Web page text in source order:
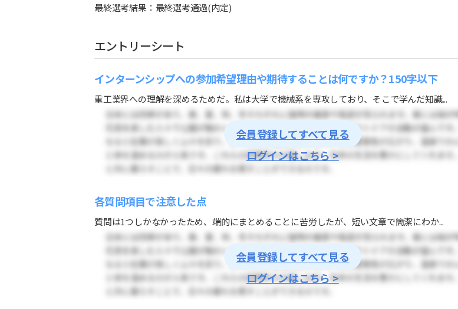
最終選考結果：最終選考通過(内定)
エントリーシート
インターンシップへの参加希望理由や期待することは何ですか？150字以下
重工業界への理解を深めるためだ。私は大学で機械系を専攻しており、そこで学んだ知識...
会員登録してすべて見る
ログインはこちら >
各質問項目で注意した点
質問は1つしかなかったため、端的にまとめることに苦労したが、短い文章で簡潔にわか...
会員登録してすべて見る
ログインはこちら >